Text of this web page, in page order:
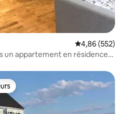
Note
4,86 (552)
un appartement en résidence
parmi les plus aimés